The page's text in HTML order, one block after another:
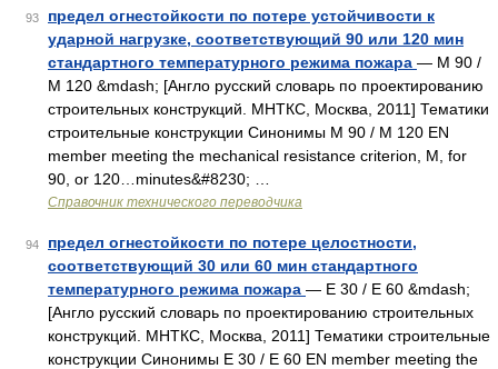
93
предел огнестойкости по потере устойчивости к
ударной нагрузке, соответствующий 90 или 120 мин
стандартного температурного режима пожара — M 90 /
M 120 &mdash; [Англо русский словарь по проектированию
строительных конструкций. МНТКС, Москва, 2011] Тематики
строительные конструкции Синонимы M 90 / M 120 EN
member meeting the mechanical resistance criterion, M, for
90, or 120…minutes&#8230; …
Справочник технического переводчика
94
предел огнестойкости по потере целостности,
соответствующий 30 или 60 мин стандартного
температурного режима пожара — E 30 / E 60 &mdash;
[Англо русский словарь по проектированию строительных
конструкций. МНТКС, Москва, 2011] Тематики строительные
конструкции Синонимы E 30 / E 60 EN member meeting the